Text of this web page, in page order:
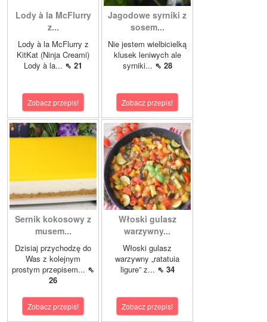
Lody à la McFlurry
z...
Lody à la McFlurry z
KitKat (Ninja Creami)
Lody à la... ⇖ 21
Zobacz przepis!
Jagodowe syrniki z
sosem...
Nie jestem wielbicielką
klusek leniwych ale
syrniki... ⇖ 28
Zobacz przepis!
Sernik kokosowy z
musem...
Dzisiaj przychodzę do
Was z kolejnym
prostym przepisem... ⇖
26
Zobacz przepis!
Włoski gulasz
warzywny...
Włoski gulasz
warzywny „ratatuia
ligure” z... ⇖ 34
Zobacz przepis!